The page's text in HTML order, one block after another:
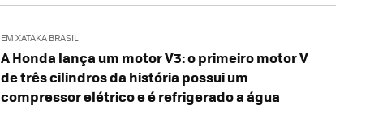
EM XATAKA BRASIL
A Honda lança um motor V3: o primeiro motor V
de três cilindros da história possui um
compressor elétrico e é refrigerado a água